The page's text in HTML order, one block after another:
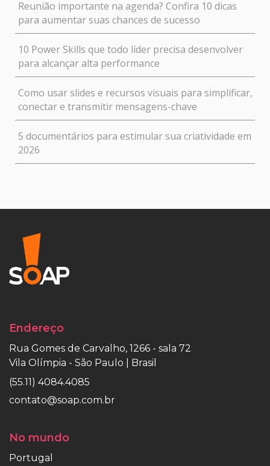
Reunião importante na agenda? Confira 10 dicas
para aumentar suas chances de sucesso
10 Power Skills que todo líder precisa desenvolver
para alcançar alta performance
Como usar slides e recursos visuais para simplificar,
conectar e transmitir mensagens-chave
5 documentários para estimular sua criatividade em
2026
Endereço
Rua Gomes de Carvalho, 1266 - sala 72
Vila Olímpia - São Paulo | Brasil
(55.11) 4084.4085
contato@soap.com.br
No mundo
Portugal